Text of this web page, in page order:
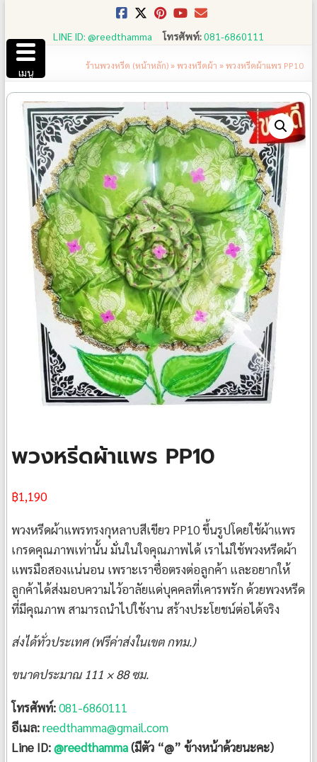
content
LINE ID: @reedthamma โทรศัพท์:081-6860111
ร้านพวงหรีด (หน้าหลัก)»พวงหรีดผ้า »พวงหรีดผ้าแพร PP10
พวงหรีดผ้าแพร PP10
฿1,190
พวงหรีดผ้าแพรทรงกุหลาบสีเขียว PP10 ขึ้นรูปโดยใช้ผ้าแพร
เกรดคุณภาพเท่านั้น มั่นในใจคุณภาพได้ เราไม่ใช้พวงหรีดผ้า
แพรมือสองแน่นอน เพราะเราซื่อตรงต่อลูกค้า และอยากให้
ลูกค้าได้ส่งมอบความไว้อาลัยแด่บุคคลที่เคารพรัก ด้วยพวงหรีด
ที่มีคุณภาพ สามารถนำไปใช้งาน สร้างประโยชน์ต่อได้จริง
ส่งได้ทั่วประเทศ (ฟรีค่าส่งในเขต กทม.)
ขนาดประมาณ 111 × 88 ซม.
โทรศัพท์:081-6860111
อีเมล:reedthamma@gmail.com
Line ID:@reedthamma(มีตัว “@” ข้างหน้าด้วยนะคะ)
เมนู